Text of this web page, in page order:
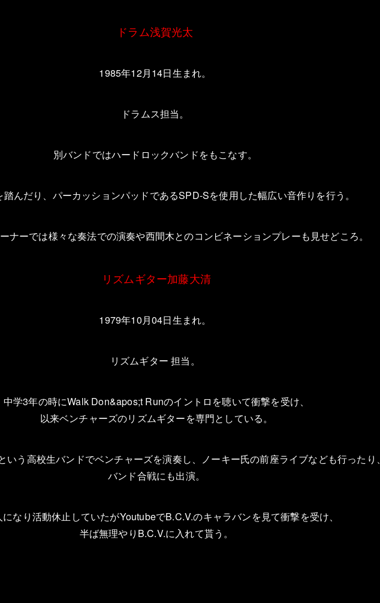
ドラム浅賀光太
1985年12月14日生まれ。
ドラムス担当。
別バンドではハードロックバンドをもこなす。
踏んだり、パーカッションパッドであるSPD-Sを使用した幅広い音作りを行う。
ナーでは様々な奏法での演奏や西間木とのコンビネーションプレーも見せどころ。
リズムギター加藤大清
1979年10月04日生まれ。
リズムギター 担当。
中学3年の時にWalk Don&apos;t Runのイントロを聴いて衝撃を受け、
以来ベンチャーズのリズムギターを専門としている。
いう高校生バンドでベンチャーズを演奏し、ノーキー氏の前座ライブなども行ったり、
バンド合戦にも出演。
になり活動休止していたがYoutubeでB.C.V.のキャラバンを見て衝撃を受け、
半ば無理やり B.C.V.に入れて貰う。